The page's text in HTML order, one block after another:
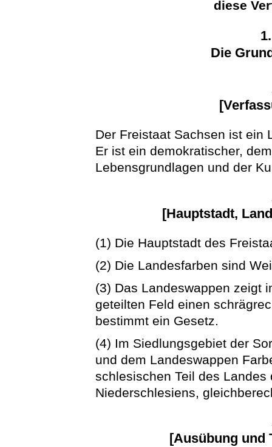
diese
Die
Der Freistaat Sachsen ist ein
Er ist ein demokratischer,
Lebensgrundlagen und der
[Hauptstadt,
(1) Die Hauptstadt des
(2) Die Landesfarben sind
(3) Das Landeswappen zeigt
geteilten Feld einen
bestimmt ein Gesetz.
(4) Im Siedlungsgebiet der
und dem Landeswappen
schlesischen Teil des
Niederschlesiens,
[Ausübung und